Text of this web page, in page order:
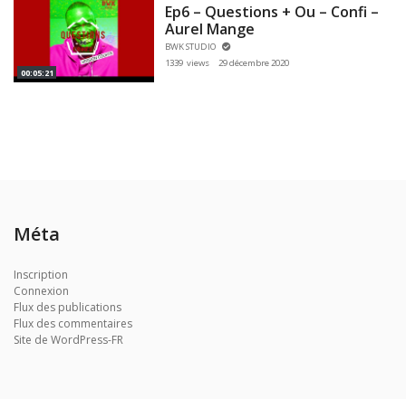
00:05:21
Ep6 – Questions + Ou – Confi –
Aurel Mange
BWK STUDIO
1339 views
29 décembre 2020
Méta
Inscription
Connexion
Flux des publications
Flux des commentaires
Site de WordPress-FR